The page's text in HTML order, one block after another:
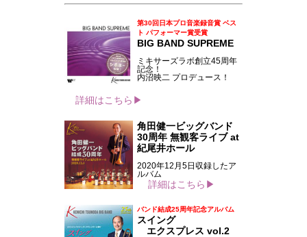
第30回日本プロ音楽録音賞 ベス
ト パフォーマー賞受賞
BIG BAND SUPREME
ミキサーズラボ創立45周年
記念！
内沼映二 プロデュース！
詳細はこちら▶
角田健一ビッグバンド
30周年 無観客ライブ at
紀尾井ホール
2020年12月5日収録したア
ルバム
詳細はこちら▶
バンド結成25周年記念アルバム
スイング
エクスプレス vol.2